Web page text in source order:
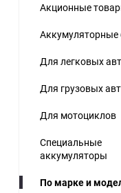
Акционные
Аккумуляторные
Для легковых
Для грузовых
Для мотоциклов
Специальные
аккумуляторы
По марке и